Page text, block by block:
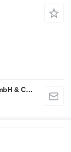
alga Nutzfahrzeug- und Baumaschinen GmbH & Co. KG